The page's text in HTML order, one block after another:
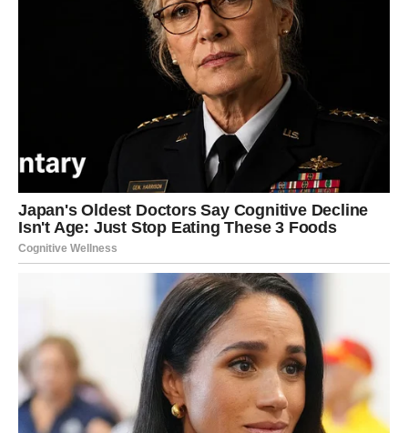
Novac i uspjeh dolaze onda kada
skoro izgubite vjeru
Finansijska situacija uskoro bi mogla postati mnogo bolja.
Pred vama su dani tokom kojih biste mogli dobiti novu
poslovnu ponudu, priliku za dodatnu zaradu ili pomoć
koja dolazi potpuno neočekivano.
Mnogi Strijelčevi će konačno uspjeti riješiti probleme koji
ih dugo opterećuju i prvi put nakon mnogo vremena
Zvijezde pokazuju da vam dolazi period tokom kojeg biste
mogli ostvariti jedan veoma važan cilj.
Ljubav vam sprema veliko